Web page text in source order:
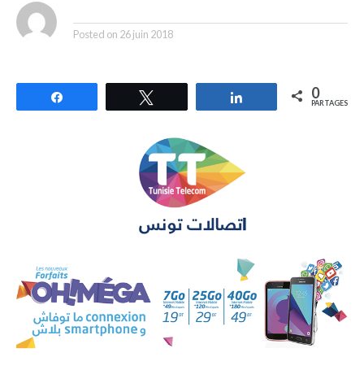
Posted on 26 juin 2018
Partagez 0
PARTAGES